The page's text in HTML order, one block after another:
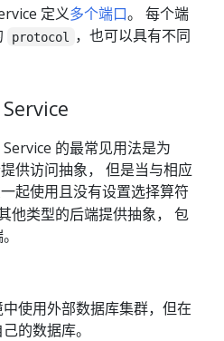
定义多个端口。 每个端
protocol
，也可以具有不同
的最常见用法是为
供访问抽象， 但是当与相应
起使用且没有设置选择算符
他类型的后端提供抽象， 包
使用外部数据库集群，但在
的数据库。